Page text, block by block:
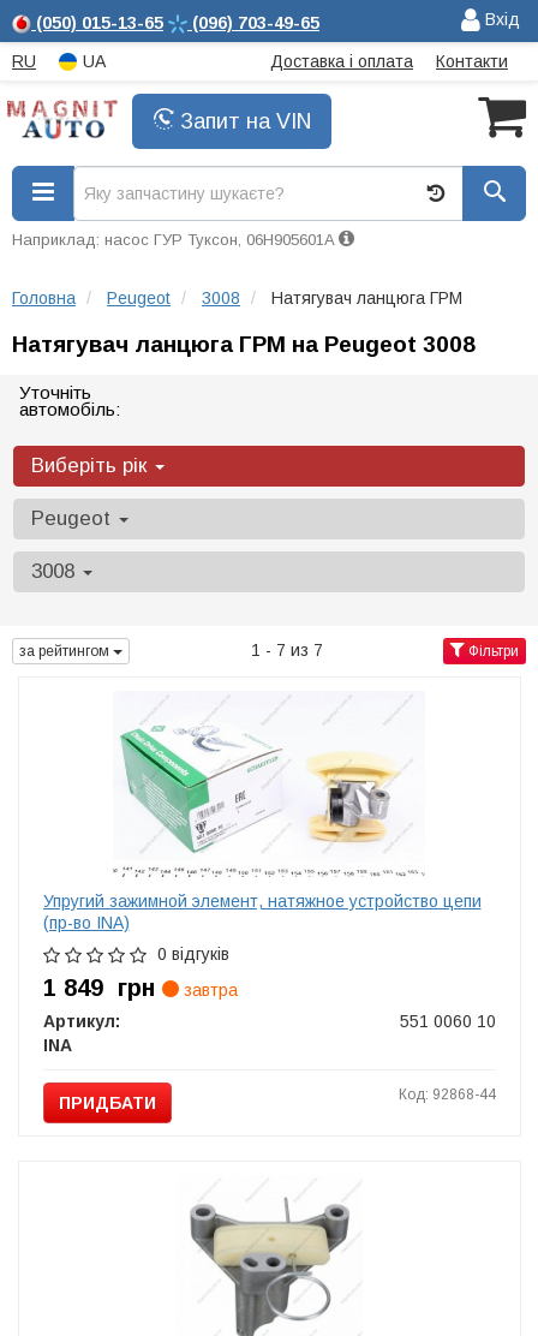
(050) 015-13-65 (096) 703-49-65 Вхід
RU UA Доставка і оплата Контакти
Запит на VIN
Наприклад: насос ГУР Туксон, 06H905601A
Головна Peugeot 3008 Натягувач ланцюга ГРМ
Натягувач ланцюга ГРМ на Peugeot 3008
Уточніть
автомобіль:
Виберіть рік
Peugeot
3008
за рейтингом 1 - 7 из 7 Фільтри
Упругий зажимной элемент, натяжное устройство цепи
(пр-во INA)
0 відгуків
1 849 грн
завтра
Артикул:
551 0060 10
INA
ПРИДБАТИ Код: 92868-44